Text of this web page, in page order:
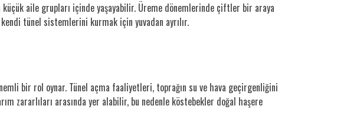
aile grupları içinde yaşayabilir. Üreme dönemlerinde çiftler bir araya
tünel sistemlerini kurmak için yuvadan ayrılır.
bir rol oynar. Tünel açma faaliyetleri, toprağın su ve hava geçirgenliğini
zararlıları arasında yer alabilir, bu nedenle köstebekler doğal haşere